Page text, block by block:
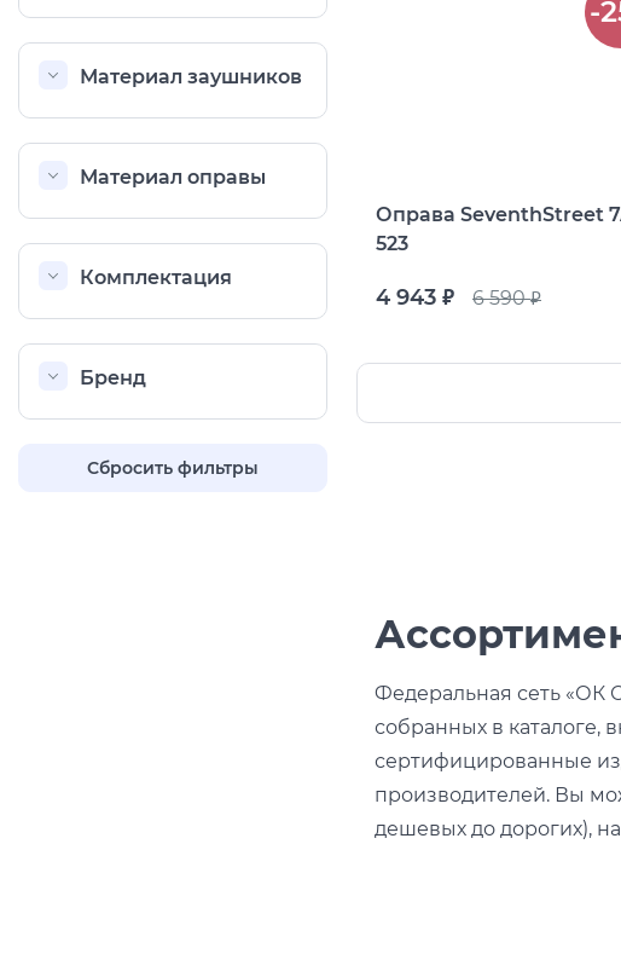
Материал заушников
Материал оправы
Комплектация
Бренд
Сбросить фильтры
-
Оправа SeventhStreet
523
4 943 руб. 6 590руб.
Федеральная сеть «ОК
собранных в каталоге,
сертифицированные
производителей. Вы
дешевых до дорогих),